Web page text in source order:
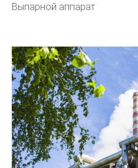
Выпарной аппарат